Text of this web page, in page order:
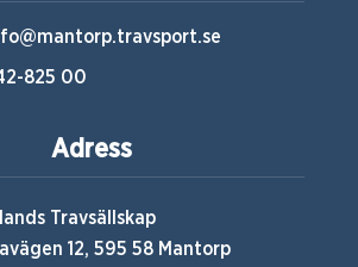
825 00
Adress
Travsällskap
12, 595 58 Mantorp